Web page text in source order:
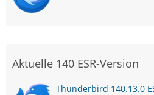
Aktuelle 140 ESR-Version
Thunderbird 140.13.0